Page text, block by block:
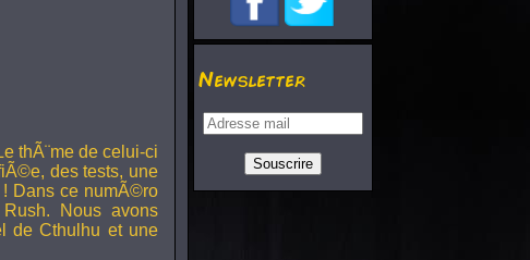
thÃ¨me de celui-ci
des tests, une
Dans ce numÃ©ro
Nous avons
de Cthulhu et une
Newsletter